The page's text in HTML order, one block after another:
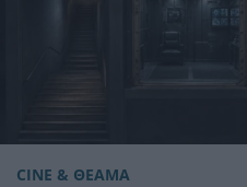
CINE & ΘΕΑΜΑ